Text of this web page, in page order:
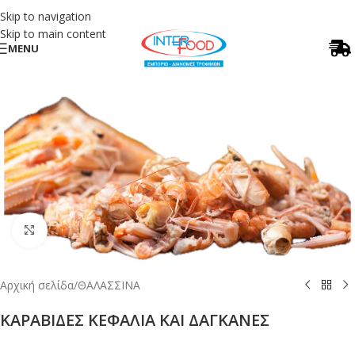
Skip to navigation
Skip to main content
MENU
Κλικ για μεγέθυνση
Αρχική σελίδα/ΘΑΛΑΣΣΙΝΑ
ΚΑΡΑΒΙΔΕΣ ΚΕΦΑΛΙΑ ΚΑΙ ΔΑΓΚΑΝΕΣ